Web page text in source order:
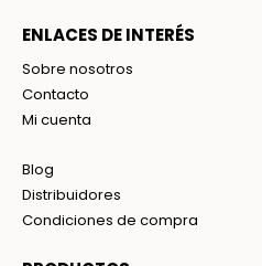
ENLACES DE INTERÉS
Sobre nosotros
Contacto
Mi cuenta
Blog
Distribuidores
Condiciones de compra